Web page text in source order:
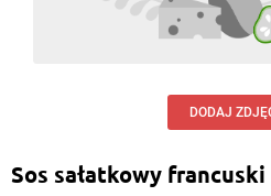
Wioletta Cieslak-Stania,
Pychotka
DODAJ
Sos sałatkowy